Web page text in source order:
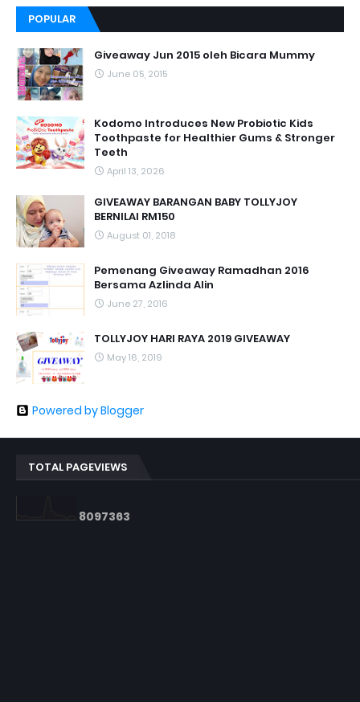
POPULAR
Giveaway Jun 2015 oleh Bicara Mummy
June 05, 2015
Kodomo Introduces New Probiotic Kids
Toothpaste for Healthier Gums & Stronger
Teeth
April 13, 2026
GIVEAWAY BARANGAN BABY TOLLYJOY
BERNILAI RM150
August 01, 2018
Pemenang Giveaway Ramadhan 2016
Bersama Azlinda Alin
June 27, 2016
TOLLYJOY HARI RAYA 2019 GIVEAWAY
May 16, 2019
Powered by Blogger
TOTAL PAGEVIEWS
8097363